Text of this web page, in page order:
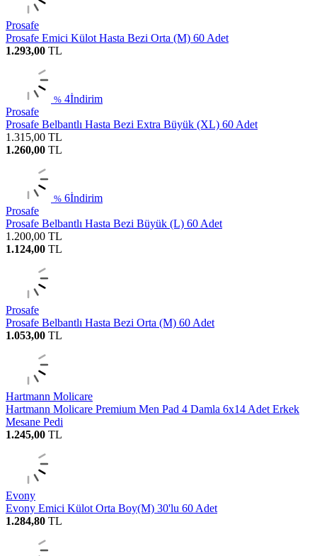
Prosafe
Prosafe Emici Külot Hasta Bezi Orta (M) 60 Adet
1.293,00 TL
% 4İndirim
Prosafe
Prosafe Belbantlı Hasta Bezi Extra Büyük (XL) 60 Adet
1.315,00 TL
1.260,00 TL
% 6İndirim
Prosafe
Prosafe Belbantlı Hasta Bezi Büyük (L) 60 Adet
1.200,00 TL
1.124,00 TL
Prosafe
Prosafe Belbantlı Hasta Bezi Orta (M) 60 Adet
1.053,00 TL
Hartmann Molicare
Hartmann Molicare Premium Men Pad 4 Damla 6x14 Adet Erkek
Mesane Pedi
1.245,00 TL
Evony
Evony Emici Külot Orta Boy(M) 30'lu 60 Adet
1.284,80 TL